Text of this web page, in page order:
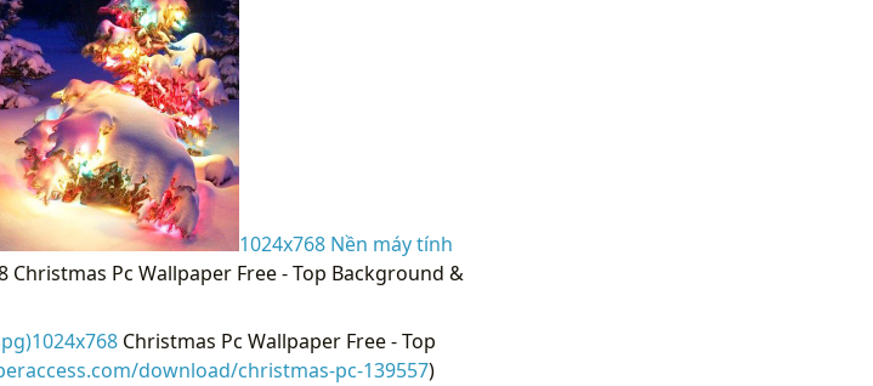
1024x768 Nền máy tính
Christmas Pc Wallpaper Free - Top Background &
Christmas Pc Wallpaper Free - Top
download/christmas-pc-139557)